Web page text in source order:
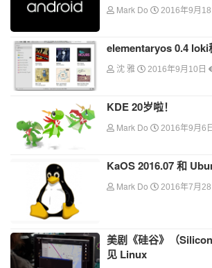
Mark Do 2016年9月18
elementaryos 0.4 loki
沈 雅 2016年9月10日
KDE 20岁啦！
Mark Do 2016年9月6日
KaOS 2016.07 和
Mark Do 2016年7月28
美剧《硅谷》（
见 Linux